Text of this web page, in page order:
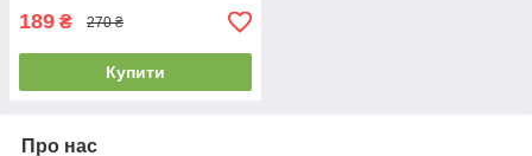
189 ₴ 270 ₴
Купити
Про нас